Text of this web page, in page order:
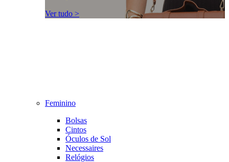
Ver tudo >
Feminino
Bolsas
Cintos
Óculos de Sol
Necessaires
Relógios